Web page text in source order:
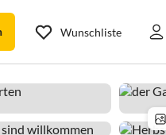
Wunschliste